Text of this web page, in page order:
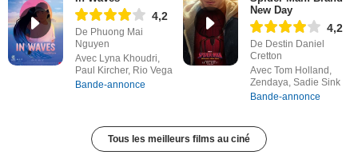
4,2
De Phuong Mai
Nguyen
Avec Lyna Khoudri,
Paul Kircher, Rio Vega
Bande-annonce
New Day
4,2
De Destin Daniel
Cretton
Avec Tom Holland,
Zendaya, Sadie Sink
Bande-annonce
Tous les meilleurs films au ciné